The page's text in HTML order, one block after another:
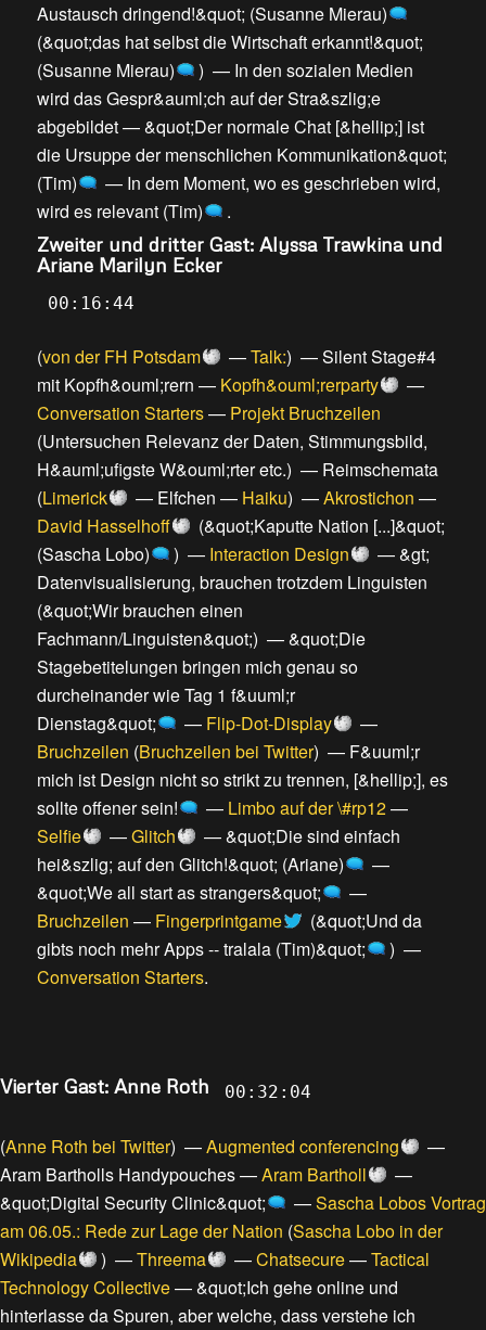
Austausch dringend!&quot; (Susanne Mierau)
(&quot;das hat selbst die Wirtschaft erkannt!&quot;
(Susanne Mierau)
) — In den sozialen Medien
wird das Gespr&auml;ch auf der Stra&szlig;e
abgebildet—&quot;Der normale Chat [&hellip;] ist
die Ursuppe der menschlichen Kommunikation&quot;
(Tim)
— In dem Moment, wo es geschrieben wird,
wird es relevant (Tim)
.
Zweiter und dritter Gast: Alyssa Trawkina und
Ariane Marilyn Ecker
00:16:44
(von der FH Potsdam —Talk:) —Silent Stage#4
mit Kopfh&ouml;rern — Kopfh&ouml;rerparty
—
Conversation Starters— Projekt Bruchzeilen
(Untersuchen Relevanz der Daten, Stimmungsbild,
H&auml;ufigste W&ouml;rter etc.) — Reimschemata
(Limerick — Elfchen — Haiku) —Akrostichon —
David Hasselhoff
(&quot;Kaputte Nation [...]&quot;
(Sascha Lobo)
) — Interaction Design —&gt;
Datenvisualisierung, brauchen trotzdem Linguisten
(&quot;Wir brauchen einen
Fachmann/Linguisten&quot;) —&quot;Die
Stagebetitelungen bringen mich genau so
durcheinander wie Tag 1 f&uuml;r
Dienstag&quot;
— Flip-Dot-Display
—
Bruchzeilen (Bruchzeilen bei Twitter) — F&uuml;r
mich ist Design nicht so strikt zu trennen, [&hellip;], es
sollte offener sein!
— Limbo auf der \#rp12—
Selfie
—Glitch —&quot;Die sind einfach
hei&szlig; auf den Glitch!&quot; (Ariane)
—
&quot;We all start as strangers&quot;
—
Bruchzeilen — Fingerprintgame (&quot;Und da
gibts noch mehr Apps -- tralala (Tim)&quot;
) —
Conversation Starters.
Vierter Gast: Anne Roth 00:32:04
(Anne Roth bei Twitter) —Augmented conferencing
—
Aram Bartholls Handypouches—Aram Bartholl
—
&quot;Digital Security Clinic&quot;
—Sascha Lobos Vortrag
am 06.05.: Rede zur Lage der Nation (Sascha Lobo in der
Wikipedia
) —Threema —Chatsecure—Tactical
Technology Collective—&quot;Ich gehe online und
hinterlasse da Spuren, aber welche, dass verstehe ich